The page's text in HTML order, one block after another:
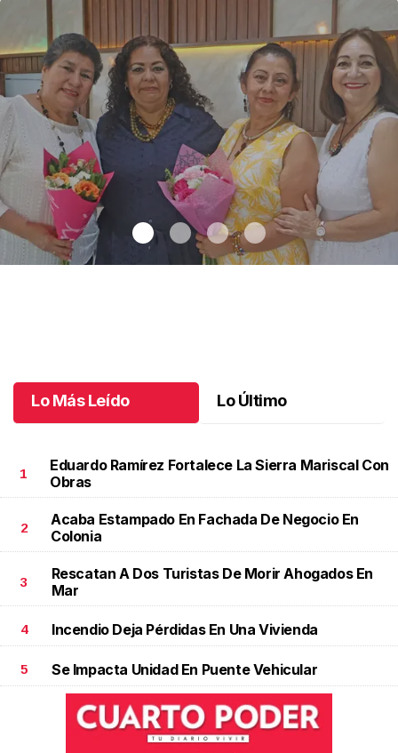
Lo Más Leído Lo Último
1
Eduardo Ramírez Fortalece La Sierra Mariscal Con
Obras
2
Acaba Estampado En Fachada De Negocio En
Colonia
3
Rescatan A Dos Turistas De Morir Ahogados En
Mar
4 Incendio Deja Pérdidas En Una Vivienda
5 Se Impacta Unidad En Puente Vehicular